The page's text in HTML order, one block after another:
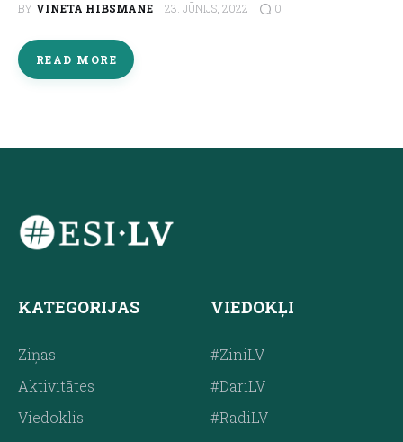
BY VINETA HIBSMANE 23. JŪNIJS, 2022 0
READ MORE
KATEGORIJAS
Ziņas
Aktivitātes
Viedoklis
VIEDOKĻI
#ZiniLV
#DariLV
#RadiLV